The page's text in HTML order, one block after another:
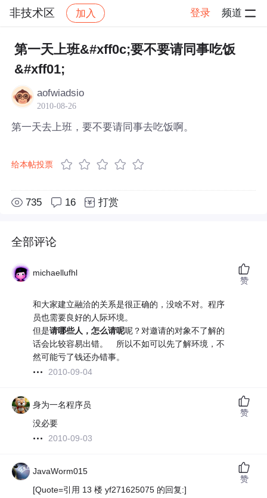
非技术区 加入 登录 频道
社区 非技术区 帖子详情
第一天上班&#xff0c;要不要请同事吃饭
&#xff01;
aofwiadsio
2010-08-26
第一天去上班，要不要请同事去吃饭啊。
给本帖投票
735 16 打赏
全部评论
michaellufhl
和大家建立融洽的关系是很正确的，没啥不对。程序
员也需要良好的人际环境。
但是请哪些人，怎么请呢呢？对邀请的对象不了解的
话会比较容易出错。 所以不如可以先了解环境，不
然可能亏了钱还办错事。
2010-09-04
赞
身为一名程序员
没必要
2010-09-03
赞
JavaWorm015
[Quote=引用 13 楼 yf271625075 的回复:]
赞